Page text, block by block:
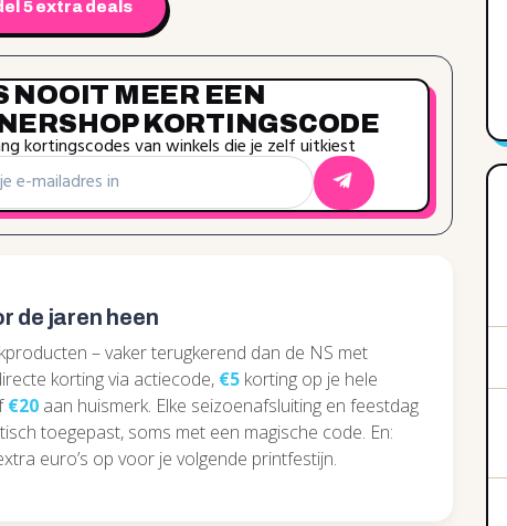
5 extra deals
NOOIT MEER EEN
KORTINGSCODE
kortingscodes van winkels die je zelf uitkiest
de jaren heen
– vaker terugkerend dan de NS met
korting via actiecode, €5 korting op je hele
€20 aan huismerk. Elke seizoenafsluiting en feestdag
toegepast, soms met een magische code. En:
euro’s op voor je volgende printfestijn.